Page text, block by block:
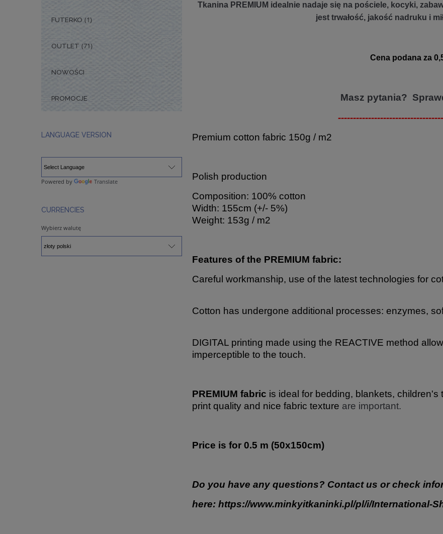
FUTERKO (1)
OUTLET (71)
NOWOŚCI
PROMOCJE
LANGUAGE VERSION
Powered by Translate
CURRENCIES
Wybierz walutę
Tkanina PREMIUM idealnie nadaje się na pościele, kocyki,
jest trwałość, jakość nadruku i
Cena podana za
Masz pytania?
Premium cotton fabric 150g / m2
Polish production
Composition: 100% cotton
Width: 155cm (+/- 5%)
Weight: 153g / m2
Features of the PREMIUM fabric:
Careful workmanship, use of the latest technologies for
Cotton has undergone additional processes: enzymes,
DIGITAL printing made using the REACTIVE method
imperceptible to the touch.
PREMIUM fabric is ideal for bedding, blankets,
print quality and nice fabric texture are important.
Price is for 0.5 m (50x150cm)
Do you have any questions? Contact us or check
here: https://www.minkyitkaninki.pl/pl/i/International-